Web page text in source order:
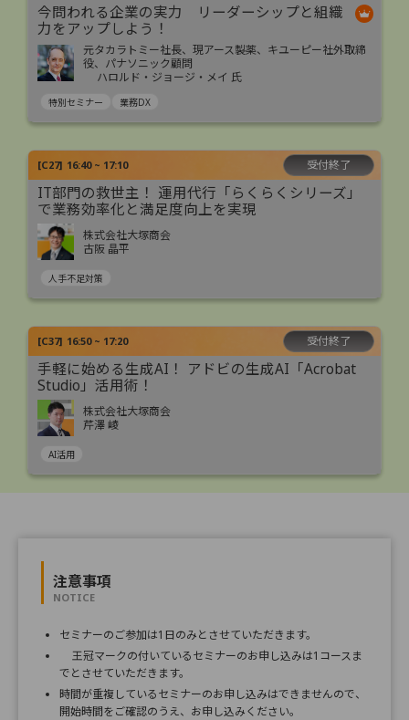
今問われる企業の実力 リーダーシップと組織
力をアップしよう！
元タカラトミー社長、現アース製薬、キユーピー社外取締
役、パナソニック顧問
ハロルド・ジョージ・メイ 氏
特別セミナー 業務DX
[C27] 16:40 ~ 17:10 受付終了
IT部門の救世主！ 運用代行「らくらくシリーズ」
で業務効率化と満足度向上を実現
株式会社大塚商会
古阪 晶平
人手不足対策
[C37] 16:50 ~ 17:20 受付終了
手軽に始める生成AI！ アドビの生成AI「Acrobat
Studio」活用術！
株式会社大塚商会
芹澤 崚
AI活用
注意事項
NOTICE
セミナーのご参加は1日のみとさせていただきます。
王冠マークの付いているセミナーのお申し込みは1コースま
でとさせていただきます。
時間が重複しているセミナーのお申し込みはできませんので、
開始時間をご確認のうえ、お申し込みください。